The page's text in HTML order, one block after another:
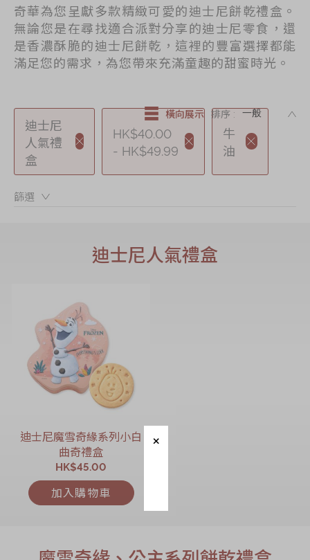
奇華迪士尼禮盒
奇華LINE
FRIENDS禮盒
產品價目表
EN
奇華為您呈獻多款精緻可愛的迪士尼餅乾禮盒。
無論您是在尋找適合派對分享的迪士尼零食，還
是香濃酥脆的迪士尼餅乾，這裡的豐富選擇都能
滿足您的需求，為您帶來充滿童趣的甜蜜時光。
迪士尼
人氣禮
盒
HK$40.00
- HK$49.99
牛
油
篩選：
橫向展示 排序 :
迪士尼人氣禮盒
迪士尼魔雪奇緣系列小白
曲奇禮盒
HK$45.00
加入購物車